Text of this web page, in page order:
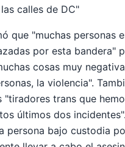
calles de DC"
que "muchas personas
por esta bandera"
cosas muy
la violencia".
"tiradores trans que
últimos dos
persona bajo custodia